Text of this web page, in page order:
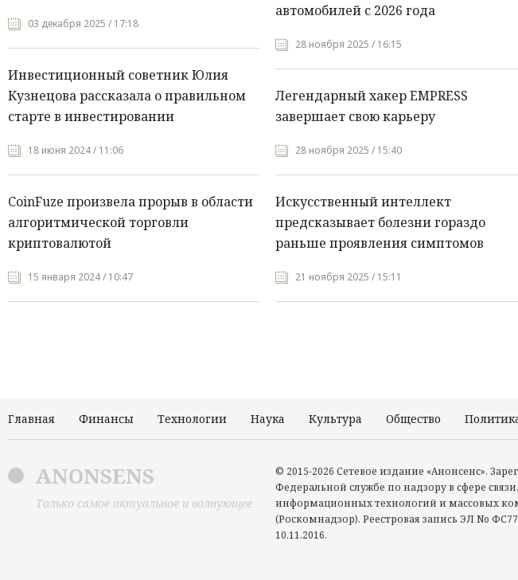
03 декабря 2025 / 17:18
Инвестиционный советник Юлия
Кузнецова рассказала о правильном
старте в инвестировании
18 июня 2024 / 11:06
CoinFuze произвела прорыв в области
алгоритмической торговли
криптовалютой
15 января 2024 / 10:47
автомобилей с 2026 года
28 ноября 2025 / 16:15
Легендарный хакер EMPRESS
завершает свою карьеру
28 ноября 2025 / 15:40
Искусственный интеллект
предсказывает болезни гораздо
раньше проявления симптомов
21 ноября 2025 / 15:11
Главная Финансы Технологии Наука Культура Общество
ANONSENS
Только самое актуальное и волнующее
© 2015-2026 Сетевое издание «Анонсенс».
Федеральной службе по надзору в сфере связи,
информационных технологий и массовых
(Роскомнадзор). Реестровая запись ЭЛ No
10.11.2016.